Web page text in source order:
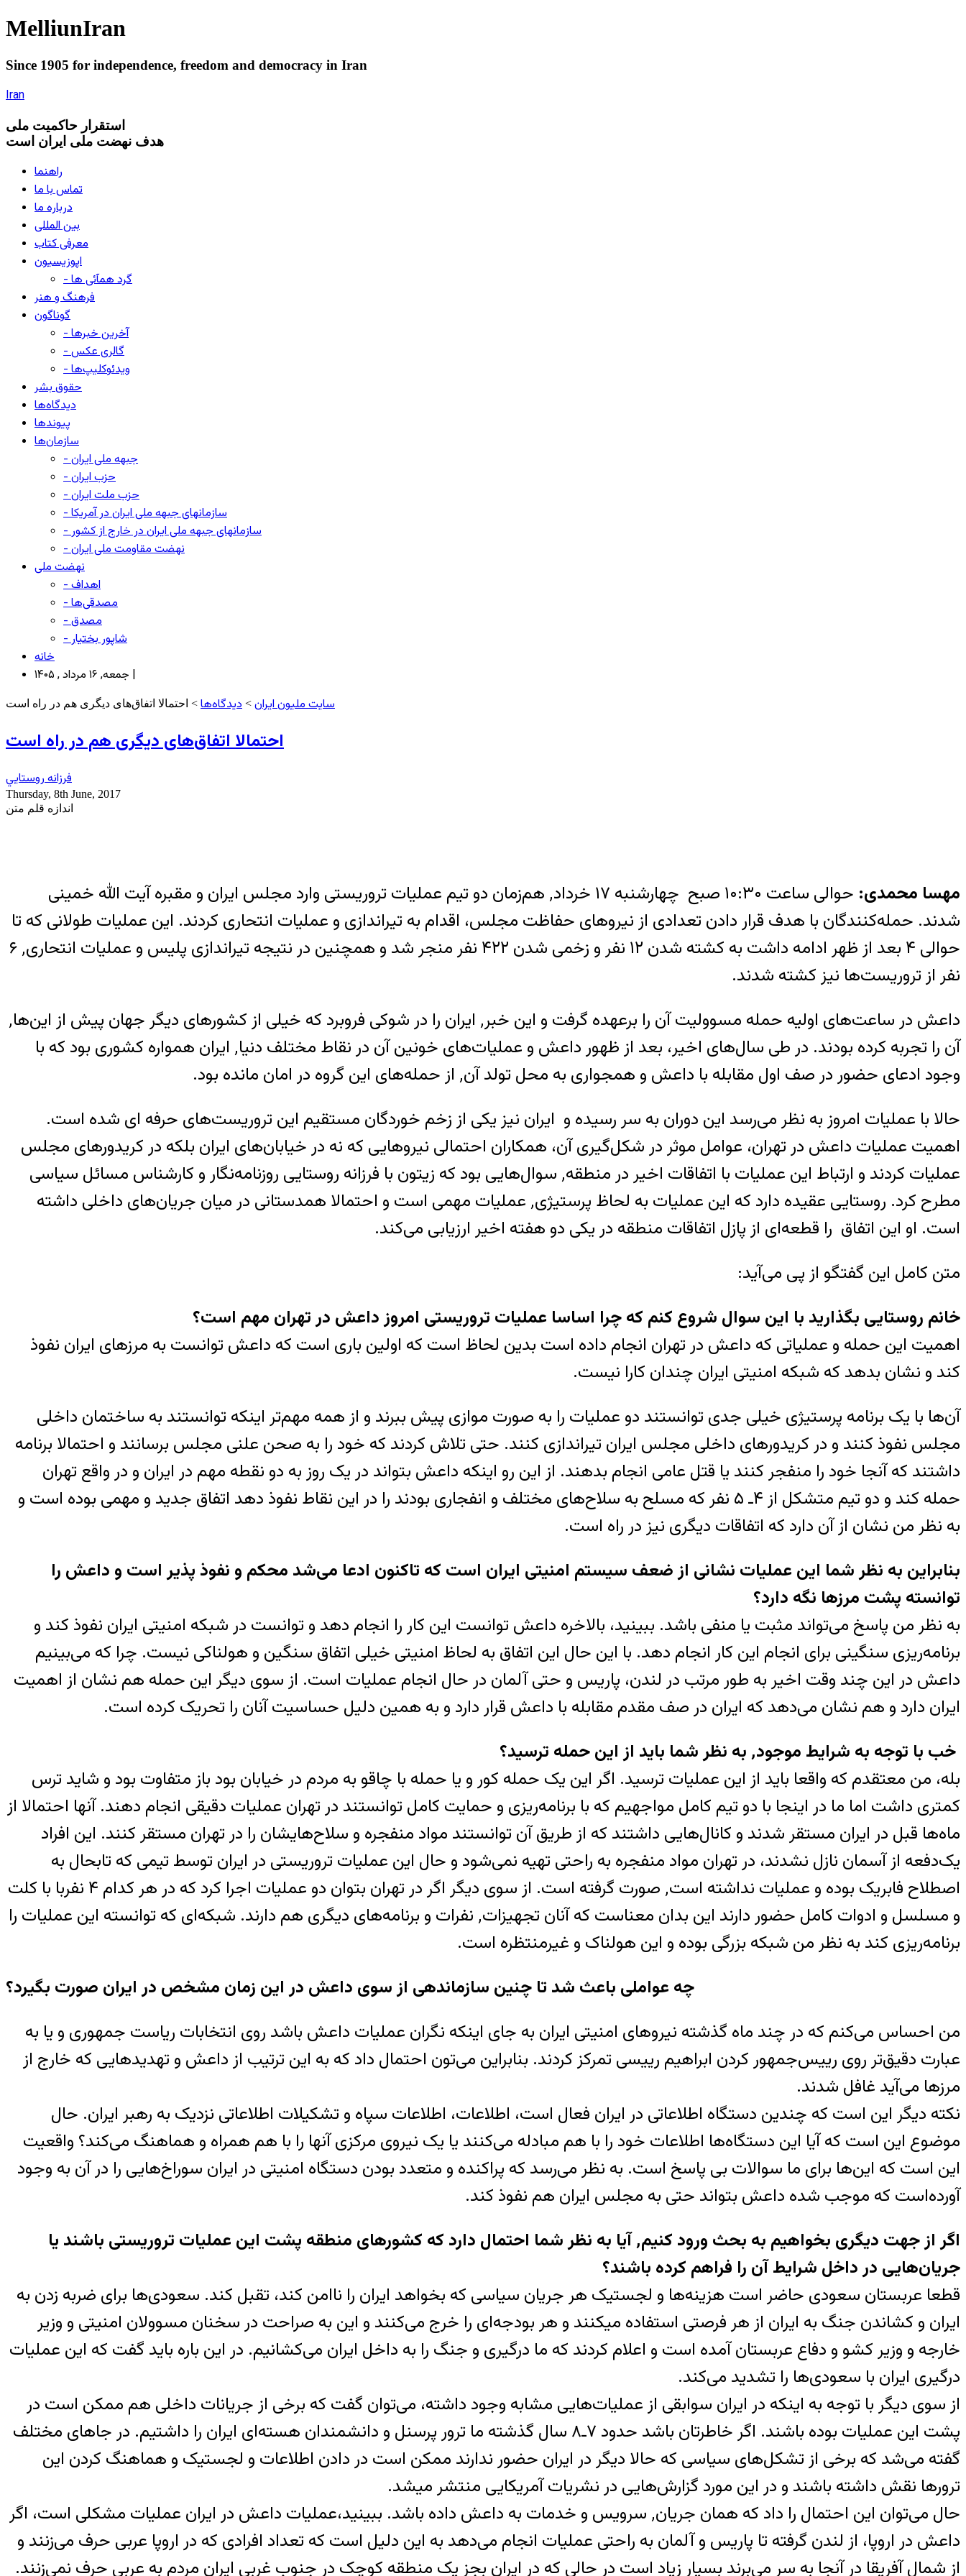
MelliunIran
Since 1905 for independence, freedom and democracy in Iran
Iran
استقرار حاکميت ملی
هدف نهضت ملی ایران است
راهنما
تماس با ما
درباره ما
بین المللی
معرفی کتاب
اپوزیسیون
- گرد همآئی ها
فرهنگ و هنر
گوناگون
- آخرین خبرها
- گالری عکس
- ویدئوکلیپ‌ها
حقوق بشر
دیدگاه‌ها
پیوندها
سازمان‌ها
- جبهه ملی ایران
- حزب ایران
- حزب ملت ایران
- سازمانهای جبهه ملی ایران در آمریکا
- سازمانهای جبهه ملی ایران در خارج از کشور
- نهضت مقاومت ملی ایران
نهضت ملی
- اهداف
- مصدقی‌ها
- مصدق
- شاپور بختیار
خانه
جمعه, ۱۶ مرداد , ۱۴۰۵ |
سایت ملیون ایران > دیدگاه‌ها > احتمالا اتفاق‌های دیگری هم در راه است
احتمالا اتفاق‌های دیگری هم در راه است
فرزانه روستايي
Thursday, 8th June, 2017
اندازه قلم متن
مهسا محمدی:
حوالی ساعت ۱۰:۳۰ صبح چهارشنبه ۱۷ خرداد٬ هم‌زمان دو تیم عملیات تروریستی وارد مجلس ایران و مقبره آیت الله خمینی
شدند. حمله‌کنندگان با هدف قرار دادن تعدادی از نیروهای حفاظت مجلس، اقدام به تیراندازی و عملیات انتحاری کردند. این عملیات طولانی که تا
حوالی ۴ بعد از ظهر ادامه داشت به کشته شدن ۱۲ نفر و زخمی شدن ۴۲۲ نفر منجر شد و همچنین در نتیجه تیراندازی پلیس و عملیات انتحاری٬ ۶
نفر از تروریست‌ها نیز کشته شدند.
داعش در ساعت‌های اولیه حمله مسوولیت آن را برعهده گرفت و این خبر٬ ایران را در شوکی فروبرد که خیلی از کشورهای دیگر جهان پیش از این‌ها٬
آن را تجربه کرده بودند. در طی سال‌های اخیر، بعد از ظهور داعش و عملیات‌های خونین آن در نقاط مختلف دنیا٬ ایران همواره کشوری بود که با
وجود ادعای حضور در صف اول مقابله با داعش و همجواری به محل تولد آن٬ از حمله‌های این گروه در امان مانده بود.
حالا با عملیات امروز به نظر می‌رسد این دوران به سر رسیده و ایران نیز یکی از زخم خوردگان مستقیم این تروریست‌های حرفه ای شده است.
اهمیت عملیات داعش در تهران، عوامل موثر در شکل‌گیری آن، همکاران احتمالی نیروهایی که نه در خیابان‌های ایران بلکه در کریدورهای مجلس
عملیات کردند و ارتباط این عملیات با اتفاقات اخیر در منطقه٬ سوال‌هایی بود که زیتون با فرزانه روستایی روزنامه‌نگار و کارشناس مسائل سیاسی
مطرح کرد. روستایی عقیده دارد که این عملیات به لحاظ پرستیژی٬ عملیات مهمی است و احتمالا همدستانی در میان جریان‌های داخلی داشته
است. او این اتفاق را قطعه‌ای از پازل اتفاقات منطقه در یکی دو هفته اخیر ارزیابی می‌کند.
متن کامل این گفتگو از پی می‌آید:
خانم روستایی بگذارید با این سوال شروع کنم که چرا اساسا عملیات تروریستی امروز داعش در تهران مهم است؟
اهمیت این حمله و عملیاتی که داعش در تهران انجام داده است بدین لحاظ است که اولین باری است که داعش توانست به مرزهای ایران نفوذ
کند و نشان بدهد که شبکه امنیتی ایران چندان کارا نیست.
آن‌ها با یک برنامه‌ پرستیژی خیلی جدی توانستند دو عملیات را به صورت موازی پیش ببرند و از همه مهم‌تر اینکه توانستند به ساختمان داخلی
مجلس نفوذ کنند و در کریدورهای داخلی مجلس ایران تیراندازی کنند. حتی تلاش کردند که خود را به صحن علنی مجلس برسانند و احتمالا برنامه
داشتند که آنجا خود را منفجر کنند یا قتل عامی انجام بدهند. از این رو اینکه داعش بتواند در یک روز به دو نقطه مهم در ایران و در واقع تهران
حمله کند و دو تیم متشکل از ۴ـ ۵ نفر که مسلح به سلاح‌های مختلف و انفجاری بودند را در این نقاط نفوذ دهد اتفاق جدید و مهمی بوده است و
به نظر من نشان از آن دارد که اتفاقات دیگری نیز در راه است.
بنابراین به نظر شما این عملیات نشانی از ضعف سیستم امنیتی ایران است که تاکنون ادعا می‌شد محکم و نفوذ پذیر است و داعش را
توانسته پشت مرزها نگه دارد؟
به نظر من پاسخ می‌تواند مثبت یا منفی باشد. ببینید، بالاخره داعش توانست این کار را انجام دهد و توانست در شبکه امنیتی ایران نفوذ کند و
برنامه‌ریزی سنگینی برای انجام این کار انجام دهد. با این حال این اتفاق به لحاظ امنیتی خیلی اتفاق سنگین و هولناکی نیست. چرا که می‌بینیم
داعش در این چند وقت اخیر به طور مرتب در لندن، پاریس و حتی آلمان در حال انجام عملیات است. از سوی دیگر این حمله هم نشان از اهمیت
ایران دارد و هم نشان می‌دهد که ایران در صف مقدم مقابله با داعش قرار دارد و به همین دلیل حساسیت آنان را تحریک کرده است.
خب با توجه به شرایط موجود٬ به نظر شما باید از این حمله ترسید؟
بله، من معتقدم که واقعا باید از این عملیات ترسید. اگر این یک حمله کور و یا حمله با چاقو به مردم در خیابان بود باز متفاوت بود و شاید ترس
کمتری داشت اما ما در اینجا با دو تیم کامل مواجهیم که با برنامه‌ریزی و حمایت کامل توانستند در تهران عملیات دقیقی انجام دهند. آنها احتمالا از
ماه‌ها قبل در ایران مستقر شدند و کانال‌هایی داشتند که از طریق آن توانستند مواد منفجره و سلاح‌هایشان را در تهران مستقر کنند. این افراد
یک‌دفعه از آسمان نازل نشدند، در تهران مواد منفجره به راحتی تهیه نمی‌شود و حال این عملیات تروریستی در ایران توسط تیمی که تابحال به
اصطلاح فابریک بوده و عملیات نداشته است٬ صورت گرفته است. از سوی دیگر اگر در تهران بتوان دو عملیات اجرا کرد که در هر کدام ۴ نفربا با کلت
و مسلسل و ادوات کامل حضور دارند این بدان معناست که آنان تجهیزات٬ نفرات و برنامه‌های دیگری هم دارند. شبکه‌ای که توانسته این عملیات را
برنامه‌ریزی کند به نظر من شبکه بزرگی بوده و این هولناک و غیرمنتظره است.
چه عواملی باعث شد تا چنین سازماندهی از سوی داعش در این زمان مشخص در ایران صورت بگیرد؟
من احساس می‌کنم که در چند ماه گذشته نیروهای امنیتی ایران به جای اینکه نگران عملیات داعش باشد روی انتخابات ریاست جمهوری و یا به
عبارت دقیق‌تر روی رییس‌جمهور کردن ابراهیم رییسی تمرکز کردند. بنابراین می‌تون احتمال داد که به این ترتیب از داعش و تهدیدهایی که خارج از
مرزها می‌آید غافل شدند.
نکته دیگر این است که چندین دستگاه اطلاعاتی در ایران فعال است، اطلاعات، اطلاعات سپاه و تشکیلات اطلاعاتی نزدیک به رهبر ایران. حال
موضوع این است که آیا این دستگاه‌ها اطلاعات خود را با هم مبادله می‌کنند یا یک نیروی مرکزی آنها را با هم همراه و هماهنگ می‌کند؟ واقعیت
این است که این‌ها برای ما سوالات بی پاسخ است. به نظر می‌رسد که پراکنده و متعدد بودن دستگاه امنیتی در ایران سورا‌خ‌هایی را در آن به وجود
آورده‌است که موجب شده داعش بتواند حتی به مجلس ایران هم نفوذ کند.
اگر از جهت دیگری بخواهیم به بحث ورود کنیم٬ آیا به نظر شما احتمال دارد که کشورهای منطقه پشت این عملیات تروریستی باشند یا
جریان‌هایی در داخل شرایط آن را فراهم کرده باشند؟
قطعا عربستان سعودی حاضر است هزینه‌ها و لجستیک هر جریان سیاسی که بخواهد ایران را ناامن کند، تقبل کند. سعودی‌ها برای ضربه زدن به
ایران و کشاندن جنگ به ایران از هر فرصتی استفاده می‎کنند و هر بودجه‌ای را خرج می‌کنند و این به صراحت در سخنان مسوولان امنیتی و وزیر
خارجه و وزیر کشو و دفاع عربستان آمده است و اعلام کردند که ما درگیری و جنگ را به داخل ایران می‌کشانیم. در این باره باید گفت که این عملیات
درگیری ایران با سعودی‌ها را تشدید می‌کند.
از سوی دیگر با توجه به اینکه در ایران سوابقی از عملیات‌هایی مشابه وجود داشته، می‌توان گفت که برخی از جریانات داخلی هم ممکن است در
پشت این عملیات بوده باشند. اگر خاطرتان باشد حدود ۷ـ۸ سال گذشته ما ترور پرسنل و دانشمندان هسته‌ای ایران را داشتیم. در جاهای مختلف
گفته می‌شد که برخی از تشکل‌های سیاسی که حالا دیگر در ایران حضور ندارند ممکن است در دادن اطلاعات و لجستیک و هماهنگ کردن این
ترورها نقش داشته باشند و در این مورد گزارش‌هایی در نشریات آمریکایی منتشر می‎شد.
حال می‌توان این احتمال را داد که همان جریان٬ سرویس و خدمات به داعش داده باشد. ببینید،عملیات داعش در ایران عملیات مشکلی است، اگر
داعش در اروپا، از لندن گرفته تا پاریس و آلمان به راحتی عملیات انجام می‌دهد به این دلیل است که تعداد افرادی که در اروپا عربی حرف می‌زنند و
از شمال آفریقا در آنجا به سر می‌برند بسیار زیاد است در حالی که در ایران بجز یک منطقه کوچک در جنوب غربی ایران مردم به عربی حرف نمی‌زنند.